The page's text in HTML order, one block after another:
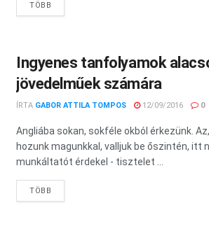
TÖBB
Ingyenes tanfolyamok
jövedelműek számára
ÍRTA GABOR ATTILA TOMPOS 12/09/2016 0
Angliába sokan, sokféle okból érkezünk.
hozunk magunkkal, valljuk be őszintén, itt
munkáltatót érdekel - tisztelet ...
TÖBB